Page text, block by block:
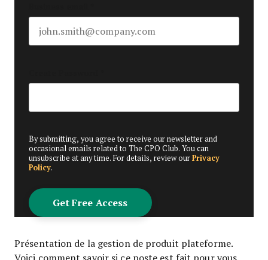
By submitting, you agree to receive our newsletter and
occasional emails related to The CPO Club. You can
unsubscribe at any time. For details, review ourPrivacy
Policy.
Présentation de la gestion de produit plateforme.
Voici comment savoir si ce poste est fait pour vous.